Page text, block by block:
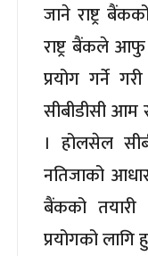
जाने राष्ट्र
राष्ट्र बैंकले
प्रयोग गर्ने
सीबीडीसी आम
। होलसेल
नतिजाको
बैंकको
प्रयोगको लागि